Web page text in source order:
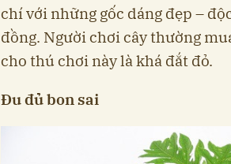
chí với những gốc dáng đẹp –
đồng. Người chơi cây thường
cho thú chơi này là khá đắt đỏ.
Đu đủ bon sai